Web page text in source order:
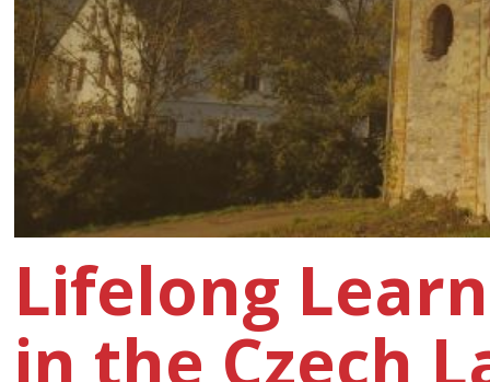
Lifelong
in the Czech